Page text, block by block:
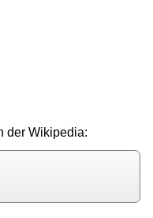
der Wikipedia: